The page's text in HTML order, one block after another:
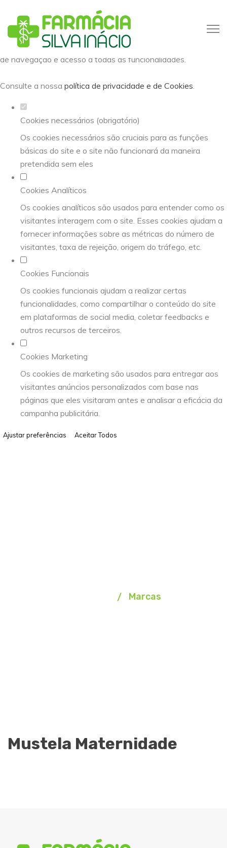
Defina as suas preferências de
cookies para este website.
Este website utiliza cookies estritamente necessários,
analíticos e funcionais, para lhe oferecer uma boa experiência
de navegação e acesso a todas as funcionalidades.
Consulte a nossa política de privacidade e de Cookies.
Cookies necessários (obrigatório)
Os cookies necessários são cruciais para as funções
básicas do site e o site não funcionará da maneira
pretendida sem eles
Cookies Analíticos
Os cookies analíticos são usados para entender como os
visitantes interagem com o site. Esses cookies ajudam a
fornecer informações sobre as métricas do número de
visitantes, taxa de rejeição, origem do tráfego, etc.
Cookies Funcionais
Os cookies funcionais ajudam a realizar certas
funcionalidades, como compartilhar o conteúdo do site
em plataformas de social media, coletar feedbacks e
outros recursos de terceiros.
Cookies Marketing
Os cookies de marketing são usados para entregar aos
visitantes anúncios personalizados com base nas
páginas que eles visitaram antes e analisar a eficácia da
campanha publicitária.
Ajustar preferências Aceitar Todos
Marcas
Mustela Maternidade